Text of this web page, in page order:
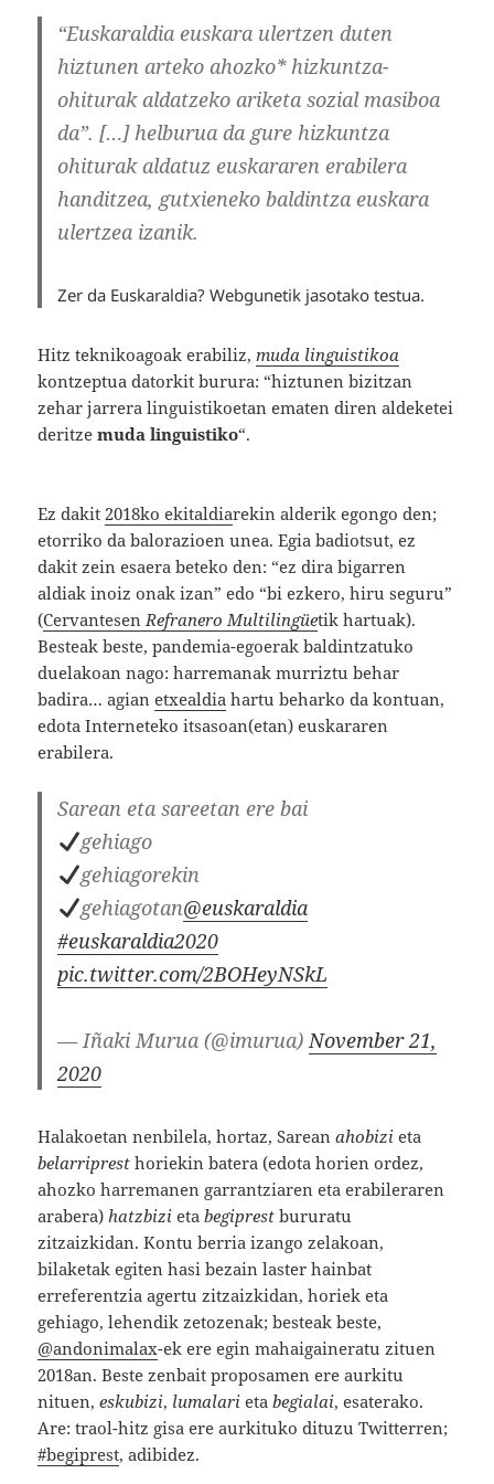
“Euskaraldia euskara ulertzen duten
hiztunen arteko ahozko* hizkuntza-
ohiturak aldatzeko ariketa sozial masiboa
da”. […] helburua da gure hizkuntza
ohiturak aldatuz euskararen erabilera
handitzea, gutxieneko baldintza euskara
ulertzea izanik.
Zer da Euskaraldia? Webgunetik jasotako testua.
Hitz teknikoagoak erabiliz, muda linguistikoa
kontzeptua datorkit burura: “hiztunen bizitzan
zehar jarrera linguistikoetan ematen diren aldeketei
deritzemuda linguistiko“.
Ez dakit 2018ko ekitaldiarekin alderik egongo den;
etorriko da balorazioen unea. Egia badiotsut, ez
dakit zein esaera beteko den: “ez dira bigarren
aldiak inoiz onak izan” edo “bi ezkero, hiru seguru”
(Cervantesen Refranero Multilingüetik hartuak).
Besteak beste, pandemia-egoerak baldintzatuko
duelakoan nago: harremanak murriztu behar
badira… agianetxealdia hartu beharko da kontuan,
edota Interneteko itsasoan(etan) euskararen
erabilera.
Sarean eta sareetan ere bai
gehiago
gehiagorekin
gehiagotan@euskaraldia
#euskaraldia2020
pic.twitter.com/2BOHeyNSkL
— Iñaki Murua (@imurua) November 21,
2020
Halakoetan nenbilela, hortaz, Sareanahobizi eta
belarriprest horiekin batera (edota horien ordez,
ahozko harremanen garrantziaren eta erabileraren
arabera) hatzbizi etabegiprest bururatu
zitzaizkidan. Kontu berria izango zelakoan,
bilaketak egiten hasi bezain laster hainbat
erreferentzia agertu zitzaizkidan, horiek eta
gehiago, lehendik zetozenak; besteak beste,
@andonimalax-ek ere egin mahaigaineratu zituen
2018an. Beste zenbait proposamen ere aurkitu
nituen,eskubizi, lumalari etabegialai, esaterako.
Are: traol-hitz gisa ere aurkituko dituzu Twitterren;
#begiprest, adibidez.